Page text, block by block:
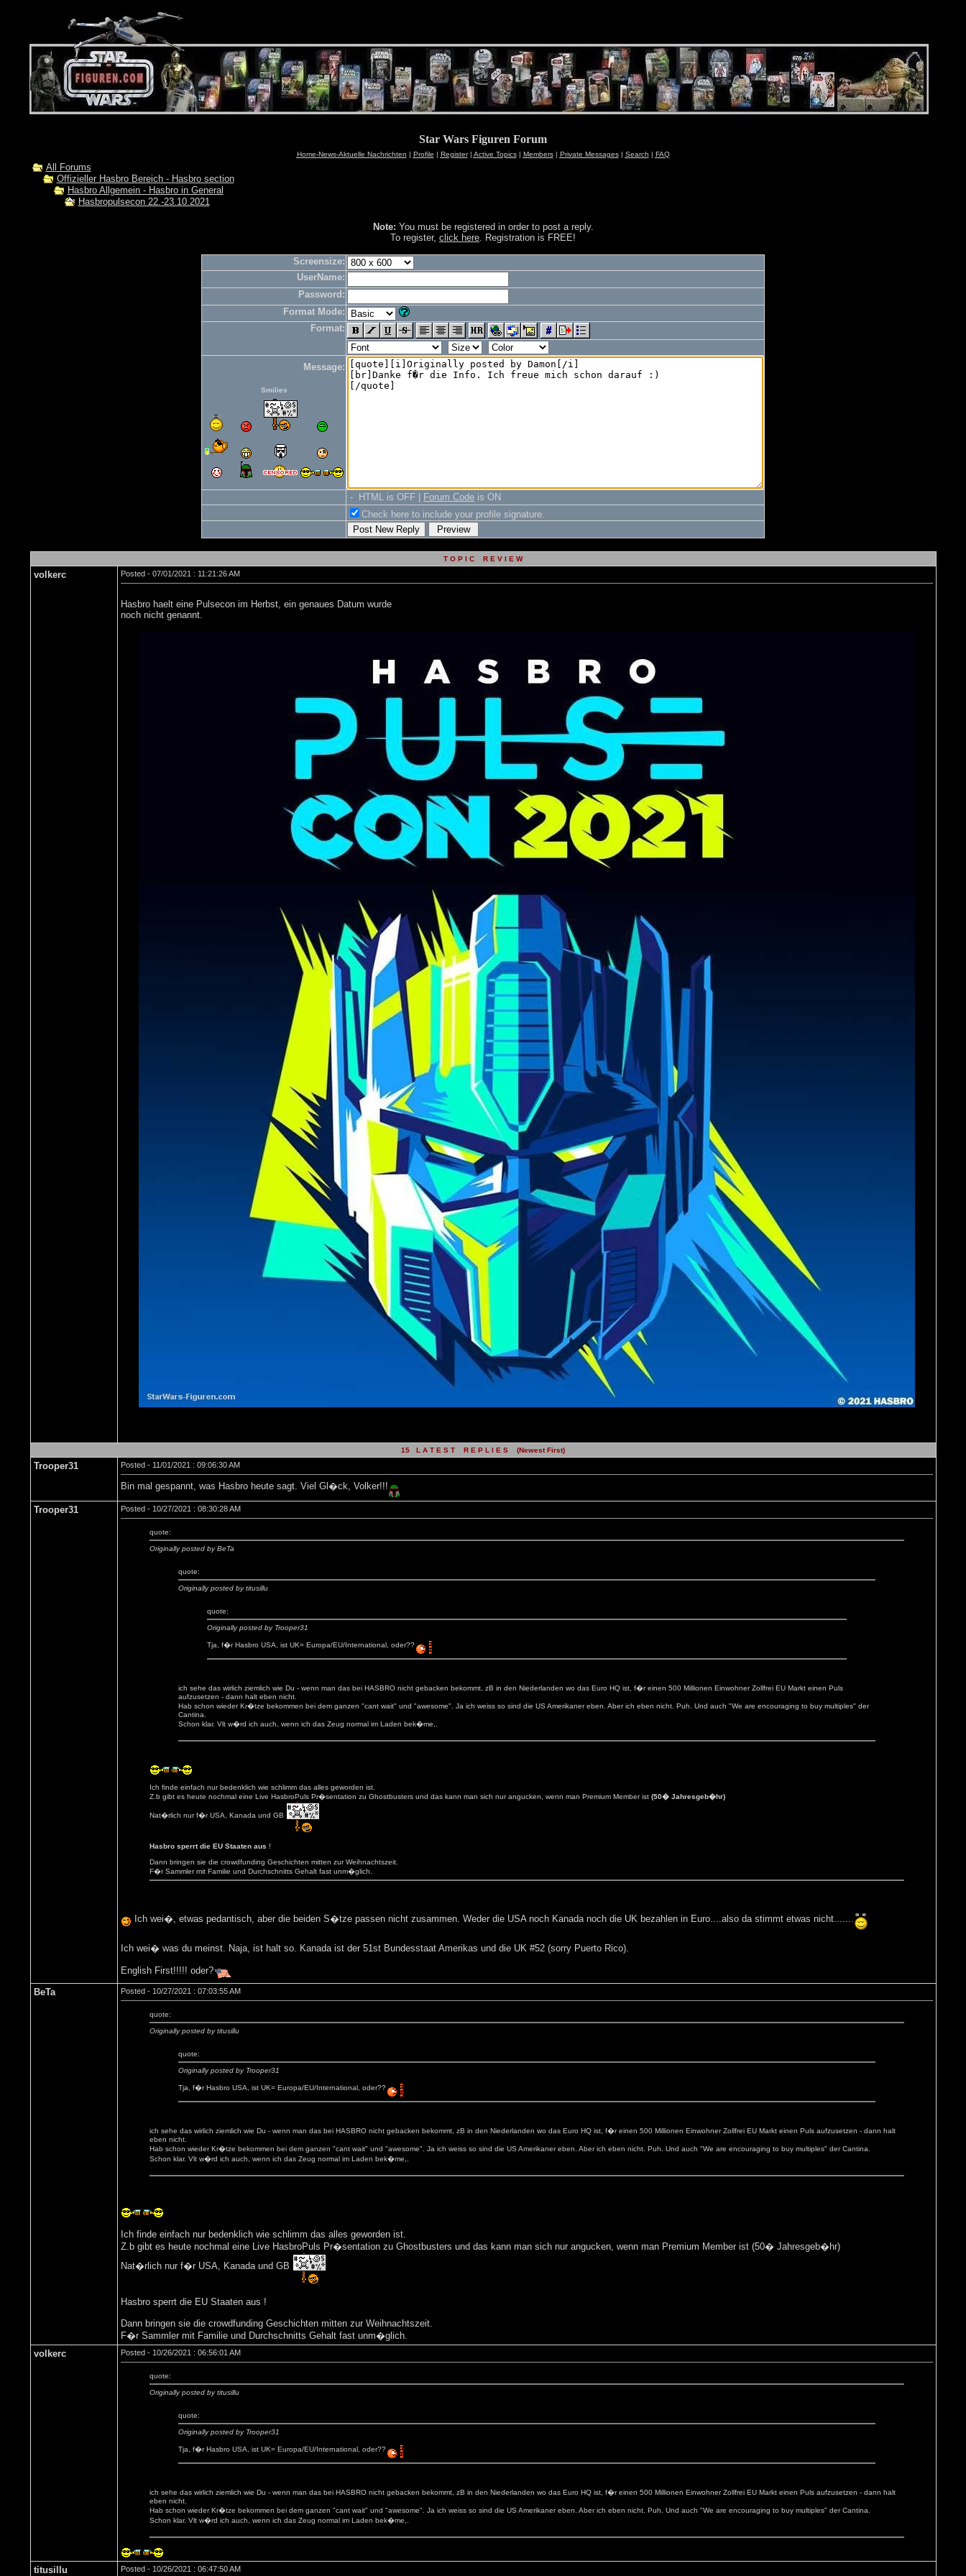
Star Wars Figuren Forum
Home-News-Aktuelle Nachrichten | Profile | Register| Active Topics| Members| Private Messages| Search | FAQ
All Forums
Offizieller Hasbro Bereich - Hasbro section
Hasbro Allgemein - Hasbro in General
Hasbropulsecon 22.-23.10.2021
Note: You must be registered in order to post a reply.
To register, click here. Registration is FREE!
Screensize:
UserName:
Password:
Format Mode:
Format:
Message:
Smilies
- HTML is OFF | Forum Code is ON
Check here to include your profile signature.
T O P I C R E V I E W
volkerc Posted - 07/01/2021 : 11:21:26 AM
Hasbro haelt eine Pulsecon im Herbst, ein genaues Datum wurde
noch nicht genannt.
15 L A T E S T R E P L I E S (Newest First)
Trooper31 Posted - 11/01/2021 : 09:06:30 AM
Bin mal gespannt, was Hasbro heute sagt. Viel Gl�ck, Volker!!!
Trooper31 Posted - 10/27/2021 : 08:30:28 AM
quote:
Originally posted by BeTa
quote:
Originally posted by titusillu
quote:
Originally posted by Trooper31
Tja, f�r Hasbro USA, ist UK= Europa/EU/International, oder??
ich sehe das wirlich ziemlich wie Du - wenn man das bei HASBRO nicht gebacken bekommt, zB in den Niederlanden wo das Euro HQ ist, f�r einen 500 Millionen Einwohner Zollfrei EU Markt einen Puls
aufzusetzen - dann halt eben nicht.
Hab schon wieder Kr�tze bekommen bei dem ganzen "cant wait" und "awesome". Ja ich weiss so sind die US Amerikaner eben. Aber ich eben nicht. Puh. Und auch "We are encouraging to buy multiples" der
Cantina.
Schon klar. Vlt w�rd ich auch, wenn ich das Zeug normal im Laden bek�me,.
Ich finde einfach nur bedenklich wie schlimm das alles geworden ist.
Z.b gibt es heute nochmal eine Live HasbroPuls Pr�sentation zu Ghostbusters und das kann man sich nur angucken, wenn man Premium Member ist (50� Jahresgeb�hr)
Nat�rlich nur f�r USA, Kanada und GB
Hasbro sperrt die EU Staaten aus !
Dann bringen sie die crowdfunding Geschichten mitten zur Weihnachtszeit.
F�r Sammler mit Familie und Durchschnitts Gehalt fast unm�glich.
Ich wei�, etwas pedantisch, aber die beiden S�tze passen nicht zusammen. Weder die USA noch Kanada noch die UK bezahlen in Euro....also da stimmt etwas nicht.......
Ich wei� was du meinst. Naja, ist halt so. Kanada ist der 51st Bundesstaat Amerikas und die UK #52 (sorry Puerto Rico).
English First!!!!! oder?
BeTa
Posted - 10/27/2021 : 07:03:55 AM
quote:
Originally posted by titusillu
quote:
Originally posted by Trooper31
Tja, f�r Hasbro USA, ist UK= Europa/EU/International, oder??
ich sehe das wirlich ziemlich wie Du - wenn man das bei HASBRO nicht gebacken bekommt, zB in den Niederlanden wo das Euro HQ ist, f�r einen 500 Millionen Einwohner Zollfrei EU Markt einen Puls aufzusetzen - dann halt
eben nicht.
Hab schon wieder Kr�tze bekommen bei dem ganzen "cant wait" und "awesome". Ja ich weiss so sind die US Amerikaner eben. Aber ich eben nicht. Puh. Und auch "We are encouraging to buy multiples" der Cantina.
Schon klar. Vlt w�rd ich auch, wenn ich das Zeug normal im Laden bek�me,.
Ich finde einfach nur bedenklich wie schlimm das alles geworden ist.
Z.b gibt es heute nochmal eine Live HasbroPuls Pr�sentation zu Ghostbusters und das kann man sich nur angucken, wenn man Premium Member ist (50� Jahresgeb�hr)
Nat�rlich nur f�r USA, Kanada und GB
Hasbro sperrt die EU Staaten aus !
Dann bringen sie die crowdfunding Geschichten mitten zur Weihnachtszeit.
F�r Sammler mit Familie und Durchschnitts Gehalt fast unm�glich.
volkerc
Posted - 10/26/2021 : 06:56:01 AM
quote:
Originally posted by titusillu
quote:
Originally posted by Trooper31
Tja, f�r Hasbro USA, ist UK= Europa/EU/International, oder??
ich sehe das wirlich ziemlich wie Du - wenn man das bei HASBRO nicht gebacken bekommt, zB in den Niederlanden wo das Euro HQ ist, f�r einen 500 Millionen Einwohner Zollfrei EU Markt einen Puls aufzusetzen - dann halt
eben nicht.
Hab schon wieder Kr�tze bekommen bei dem ganzen "cant wait" und "awesome". Ja ich weiss so sind die US Amerikaner eben. Aber ich eben nicht. Puh. Und auch "We are encouraging to buy multiples" der Cantina.
Schon klar. Vlt w�rd ich auch, wenn ich das Zeug normal im Laden bek�me,.
titusillu Posted - 10/26/2021 : 06:47:50 AM